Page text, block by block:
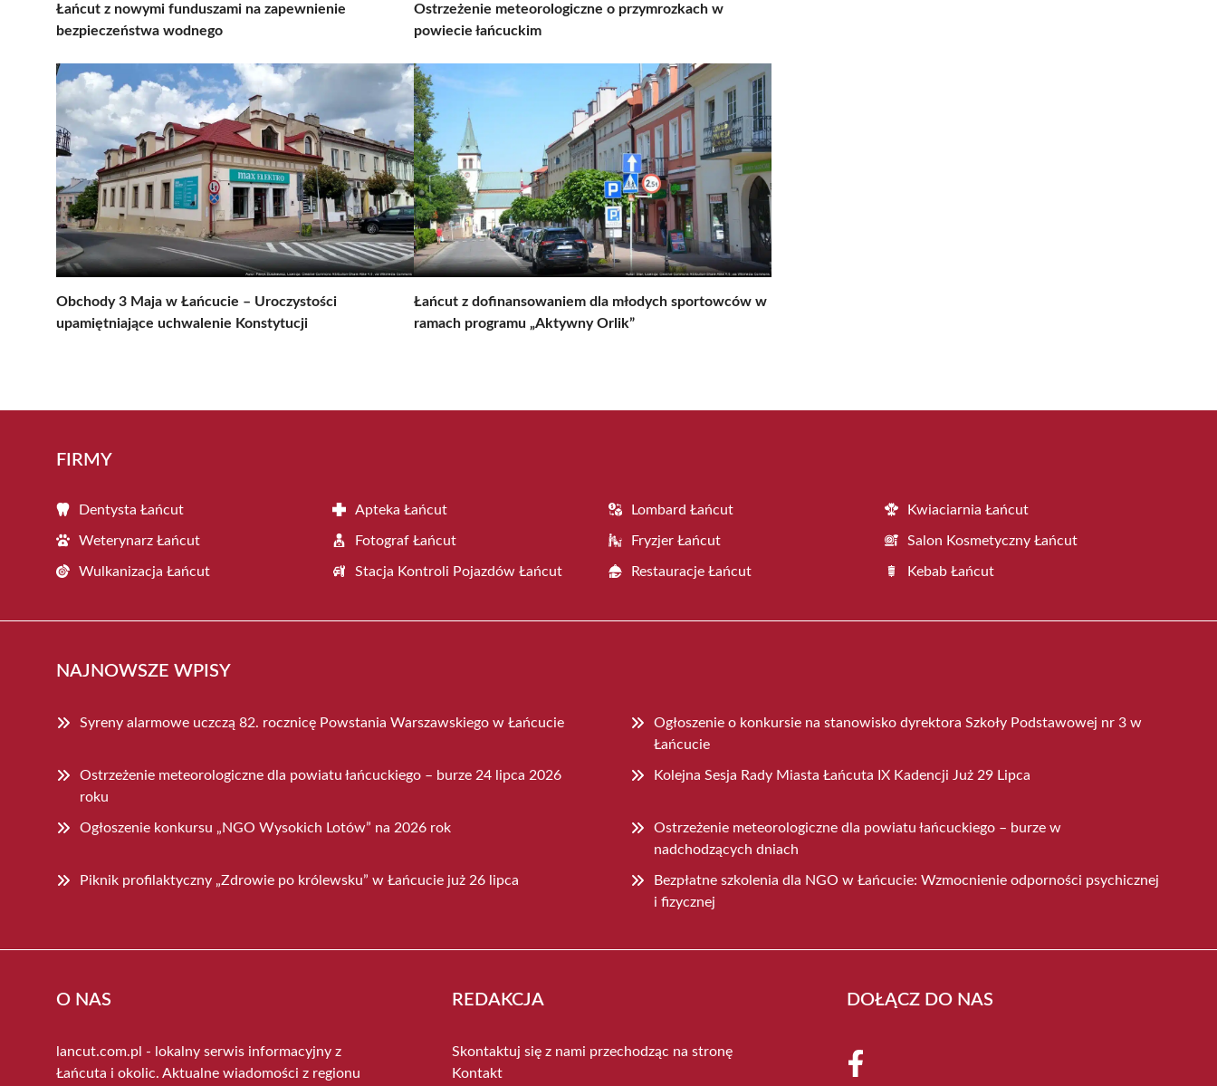
Łańcut z nowymi funduszami na zapewnienie
bezpieczeństwa wodnego
Ostrzeżenie meteorologiczne o przymrozkach w
powiecie łańcuckim
Obchody 3 Maja w Łańcucie – Uroczystości
upamiętniające uchwalenie Konstytucji
Łańcut z dofinansowaniem dla młodych sportowców w
ramach programu „Aktywny Orlik”
FIRMY
Dentysta Łańcut Apteka Łańcut Lombard Łańcut Kwiaciarnia Łańcut
Weterynarz Łańcut Fotograf Łańcut Fryzjer Łańcut Salon Kosmetyczny Łańcut
Wulkanizacja Łańcut Stacja Kontroli Pojazdów Łańcut Restauracje Łańcut Kebab Łańcut
NAJNOWSZE WPISY
Syreny alarmowe uczczą 82. rocznicę Powstania Warszawskiego w Łańcucie
Ogłoszenie o konkursie na stanowisko dyrektora Szkoły Podstawowej nr 3 w
Łańcucie
Ostrzeżenie meteorologiczne dla powiatu łańcuckiego – burze 24 lipca 2026
roku
Kolejna Sesja Rady Miasta Łańcuta IX Kadencji Już 29 Lipca
Ogłoszenie konkursu „NGO Wysokich Lotów” na 2026 rok
Ostrzeżenie meteorologiczne dla powiatu łańcuckiego – burze w
nadchodzących dniach
Piknik profilaktyczny „Zdrowie po królewsku” w Łańcucie już 26 lipca
Bezpłatne szkolenia dla NGO w Łańcucie: Wzmocnienie odporności psychicznej
i fizycznej
O NAS
lancut.com.pl - lokalny serwis informacyjny z
Łańcuta i okolic. Aktualne wiadomości z regionu
REDAKCJA
Skontaktuj się z nami przechodząc na stronę
Kontakt
DOŁĄCZ DO NAS